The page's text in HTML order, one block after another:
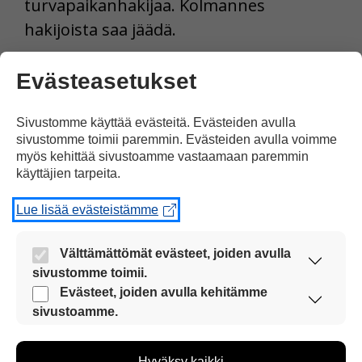
turvapaikanhakijaa. Kolmannes
hakijoista saa jäädä.
Tulosta uutinen
Jaa Facebookissa
Kommentoi
Evästeasetukset
Sivustomme käyttää evästeitä. Evästeiden avulla
sivustomme toimii paremmin. Evästeiden avulla voimme
myös kehittää sivustoamme vastaamaan paremmin
käyttäjien tarpeita.
Lue lisää evästeistämme
Välttämättömät evästeet, joiden avulla
sivustomme toimii.
Nämä evästeet ovat aina käytössä, jotta
sivustoamme voi käyttää sujuvasti ja turvallisesti.
Evästeet, joiden avulla kehitämme
sivustoamme.